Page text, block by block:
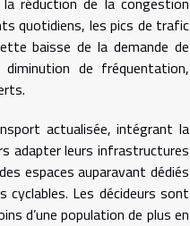
quotidiens, les pics de trafic
baisse de la demande de
de fréquentation,
actualisée, intégrant la
adapter leurs infrastructures
espaces auparavant dédiés
Les décideurs sont
d’une population de plus en